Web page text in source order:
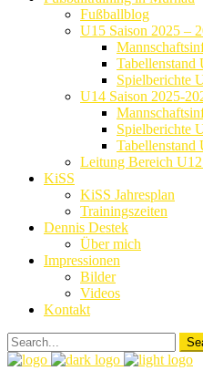
Fußballblog
U15 Saison 2025 –
Tabellenstand
Spielberichte
U14 Saison 2025-
Spielberichte
Tabellenstand
Leitung Bereich
KiSS
KiSS Jahresplan
Trainingszeiten
Dennis Destek
Über mich
Impressionen
Bilder
Videos
Kontakt